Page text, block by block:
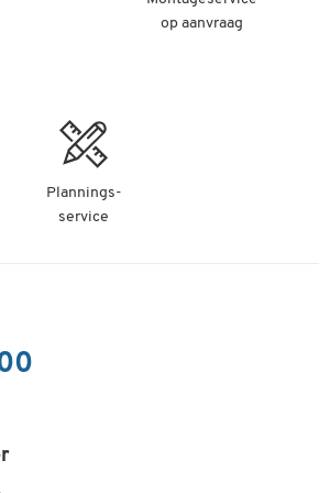
worden hergebruikt
‘Recyclage & ontzorging van elektrische
op aanvraag
Plannings-
service